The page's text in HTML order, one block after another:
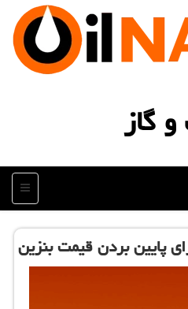
گاز
منو
پایین بردن قیمت بنزین